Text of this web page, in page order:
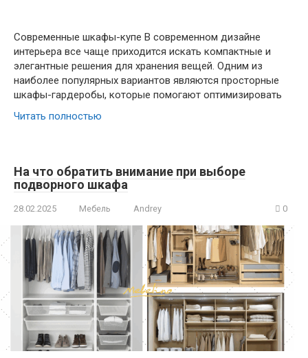
Современные шкафы-купе В современном дизайне
интерьера все чаще приходится искать компактные и
элегантные решения для хранения вещей. Одним из
наиболее популярных вариантов являются просторные
шкафы-гардеробы, которые помогают оптимизировать
Читать полностью
На что обратить внимание при выборе
подворного шкафа
28.02.2025 Мебель Andrey 0